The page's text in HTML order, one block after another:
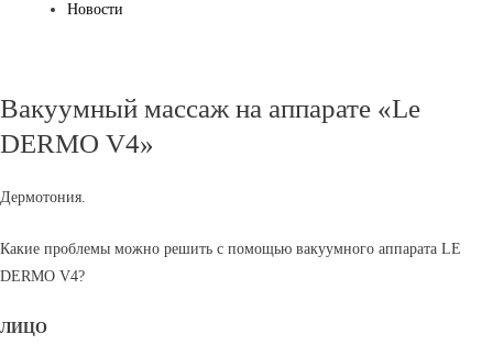
Новости
Вакуумный массаж на аппарате «Le
DERMO V4»
Дермотония.
Какие проблемы можно решить с помощью вакуумного аппарата LE
DERMO V4?
ЛИЦО